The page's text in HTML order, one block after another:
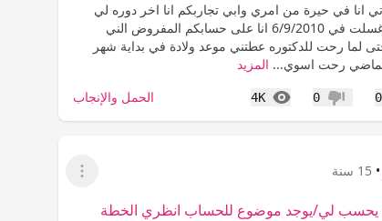
انا في حيرة من امري وابي تجاربكم انا اخر دوره لي
كانت 1/9/2010 وغسلت في 6/9/2010 انا على حسابكم المفروض الني
لما رحت للدكتوره عطتني موعد ولادة في بداية شهر
المزيد
0 عدم إعجاب
0
4K
المشاهدات الحمل والإنجاب
• 15 سنة
عرض القائمة
يحسب لي/يوجد موضوع للحساب انظري الخطة